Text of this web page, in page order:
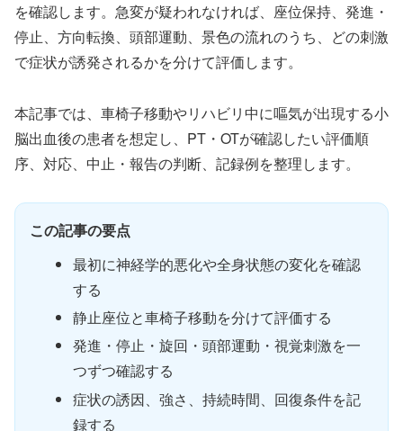
を確認します。急変が疑われなければ、座位保持、発進・
停止、方向転換、頭部運動、景色の流れのうち、どの刺激
で症状が誘発されるかを分けて評価します。
本記事では、車椅子移動やリハビリ中に嘔気が出現する小
脳出血後の患者を想定し、PT・OTが確認したい評価順
序、対応、中止・報告の判断、記録例を整理します。
この記事の要点
最初に神経学的悪化や全身状態の変化を確認
する
静止座位と車椅子移動を分けて評価する
発進・停止・旋回・頭部運動・視覚刺激を一
つずつ確認する
症状の誘因、強さ、持続時間、回復条件を記
録する